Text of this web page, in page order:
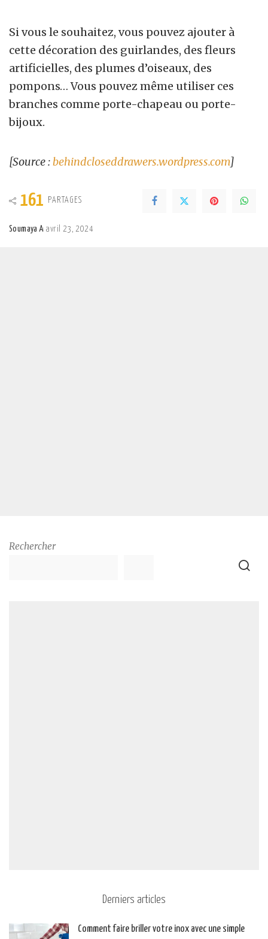
Si vous le souhaitez, vous pouvez ajouter à
cette décoration des guirlandes, des fleurs
artificielles, des plumes d’oiseaux, des
pompons… Vous pouvez même utiliser ces
branches comme porte-chapeau ou porte-
bijoux.
[Source :behindcloseddrawers.wordpress.com]
161 PARTAGES
Posted
Soumaya A avril 23, 2024
Rechercher
Derniers articles
Comment faire briller votre inox avec une simple